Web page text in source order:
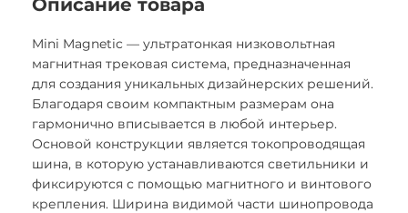
Описание товара
Mini Magnetic — ультратонкая низковольтная
магнитная трековая система, предназначенная
для создания уникальных дизайнерских решений.
Благодаря своим компактным размерам она
гармонично вписывается в любой интерьер.
Основой конструкции является токопроводящая
шина, в которую устанавливаются светильники и
фиксируются с помощью магнитного и винтового
крепления. Ширина видимой части шинопровода